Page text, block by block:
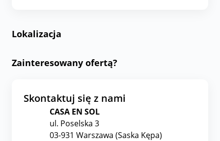
Lokalizacja
Zainteresowany ofertą?
Skontaktuj się z nami
CASA EN SOL
ul. Poselska 3
03-931 Warszawa (Saska Kępa)